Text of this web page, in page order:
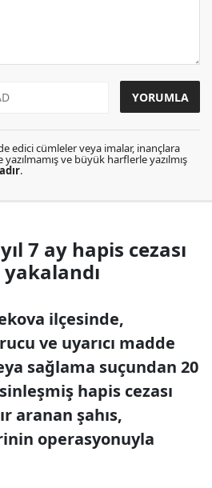
edici cümleler veya imalar, inançlara
yazılmamış ve büyük harflerle yazılmış
.
7 ay hapis cezası
ilçesinde,
ve uyarıcı madde
sağlama suçundan 20
hapis cezası
aranan şahıs,
operasyonuyla